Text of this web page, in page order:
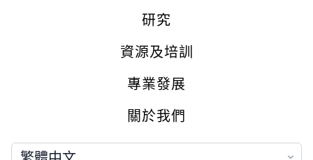
研究
資源及培訓
專業發展
關於我們
語言